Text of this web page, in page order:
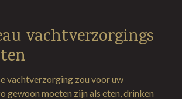
vachtverzorgings
vachtverzorging zou voor uw
gewoon moeten zijn als eten, drinken